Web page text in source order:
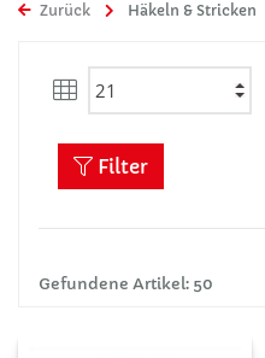
Zurück Häkeln & Stricken
Gefundene Artikel: 50
Filter